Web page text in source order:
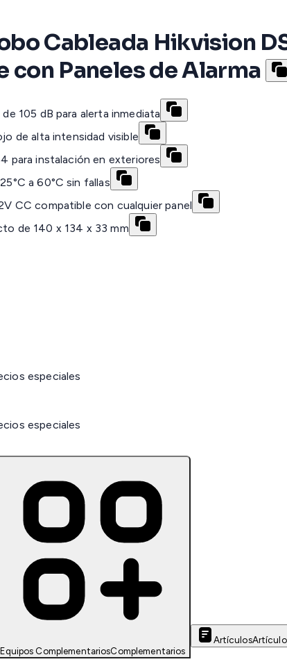
Cableada Hikvision
con Paneles de Alarma
105 dB para alerta inmediata
de alta intensidad visible
para instalación en exteriores
a 60°C sin fallas
CC compatible con cualquier panel
de 140 x 134 x 33 mm
especiales
especiales
Equipos ComplementariosComplementarios
Artículos